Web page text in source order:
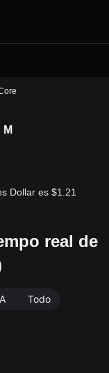
M
Dollar es $1.21
real de
Todo